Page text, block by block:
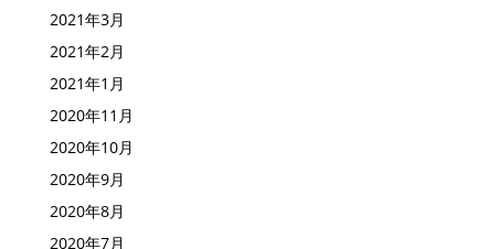
2021年3月
2021年2月
2021年1月
2020年11月
2020年10月
2020年9月
2020年8月
2020年7月